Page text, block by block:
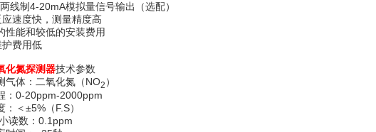
线制4-20mA模拟量信号输出（选配）
应速度快，测量精度高
性能和较低的安装费用
护费用低
化氮探测器技术参数
气体：二氧化氮（NO2 ）
：0-20ppm-2000ppm
：＜±5%（F.S）
读数：0.1ppm